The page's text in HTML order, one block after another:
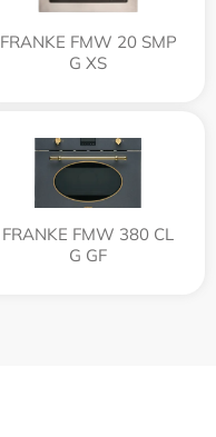
FRANKE FMW 20 SMP
G XS
FRANKE FMW 380 CL
G GF